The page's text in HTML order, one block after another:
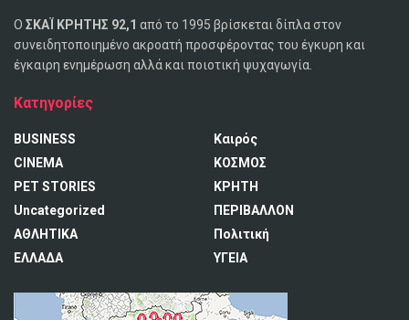
Ο ΣΚΑΪ ΚΡΗΤΗΣ 92,1 από το 1995 βρίσκεται δίπλα στον
συνειδητοποιημένο ακροατή προσφέροντας του έγκυρη και
έγκαιρη ενημέρωση αλλά και ποιοτική ψυχαγωγία.
Κατηγορίες
BUSINESS
CINEMA
PET STORIES
Uncategorized
ΑΘΛΗΤΙΚΑ
ΕΛΛΑΔΑ
Καιρός
ΚΟΣΜΟΣ
ΚΡΗΤΗ
ΠΕΡΙΒΑΛΛΟΝ
Πολιτική
ΥΓΕΙΑ